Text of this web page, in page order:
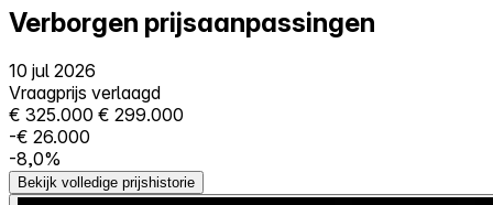
Verborgen prijsaanpassingen
10 jul 2026
Vraagprijs verlaagd
€ 325.000 € 299.000
-€ 26.000
-8,0%
Bekijk volledige prijshistorie